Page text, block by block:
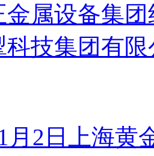
金属设备集
科技集团有
月2日上海黄